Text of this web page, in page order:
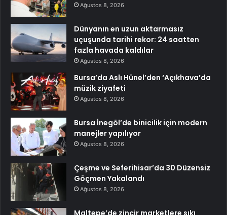
Ağustos 8, 2026
Dünyanın en uzun aktarmasız
uçuşunda tarihi rekor: 24 saatten
fazla havada kaldılar
Ağustos 8, 2026
Bursa’da Aslı Hünel’den ‘Açıkhava’da
müzik ziyafeti
Ağustos 8, 2026
Bursa İnegöl’de binicilik için modern
manejler yapılıyor
Ağustos 8, 2026
Çeşme ve Seferihisar’da 30 Düzensiz
Göçmen Yakalandı
Ağustos 8, 2026
Maltepe’de zincir marketlere sıkı